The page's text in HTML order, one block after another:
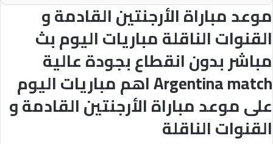
موعد مباراة الأرجنتين القادمة و
القنوات الناقلة مباريات اليوم بث
مباشر بدون انقطاع بجودة عالية
Argentina match اهم مباريات اليوم
على موعد مباراة الأرجنتين القادمة و
القنوات الناقلة